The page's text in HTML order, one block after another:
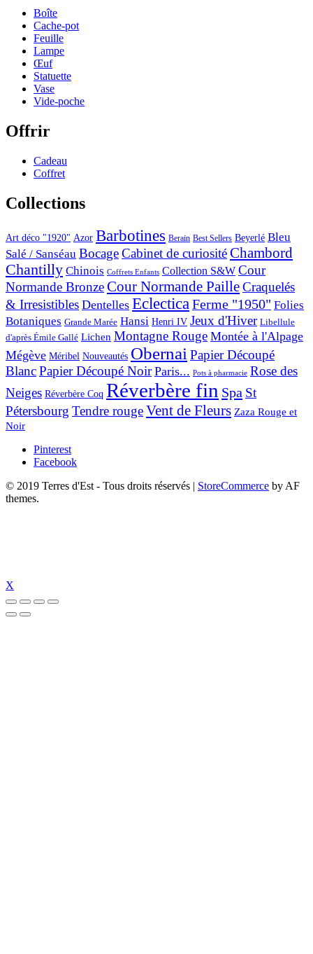
Boîte
Cache-pot
Feuille
Lampe
Œuf
Statuette
Vase
Vide-poche
Offrir
Cadeau
Coffret
Collections
Art déco "1920" Azor Barbotines Berain Best Sellers Beyerlé Bleu
Salé / Sanséau BocageCabinet de curiositéChambord
Chantilly Chinois Coffrets Enfants Collection S&W Cour
Normande BronzeCour Normande PailleCraquelés
& Irresistibles Dentelles Eclectica Ferme "1950" Folies
Botaniques Grande Marée Hansi Henri IV Jeux d'Hiver Libellule
d'après Émile Gallé Lichen Montagne Rouge Montée à l'Alpage
Mégève Méribel Nouveautés Obernai Papier Découpé
BlancPapier Découpé Noir Paris... Pots à pharmacie Rose des
Neiges Réverbère Coq Réverbère fin Spa St
Pétersbourg Tendre rougeVent de Fleurs Zaza Rouge et
Noir
Pinterest
Facebook
© 2019 Terres d'Est - Tous droits réservés | StoreCommerce by AF
themes.
X